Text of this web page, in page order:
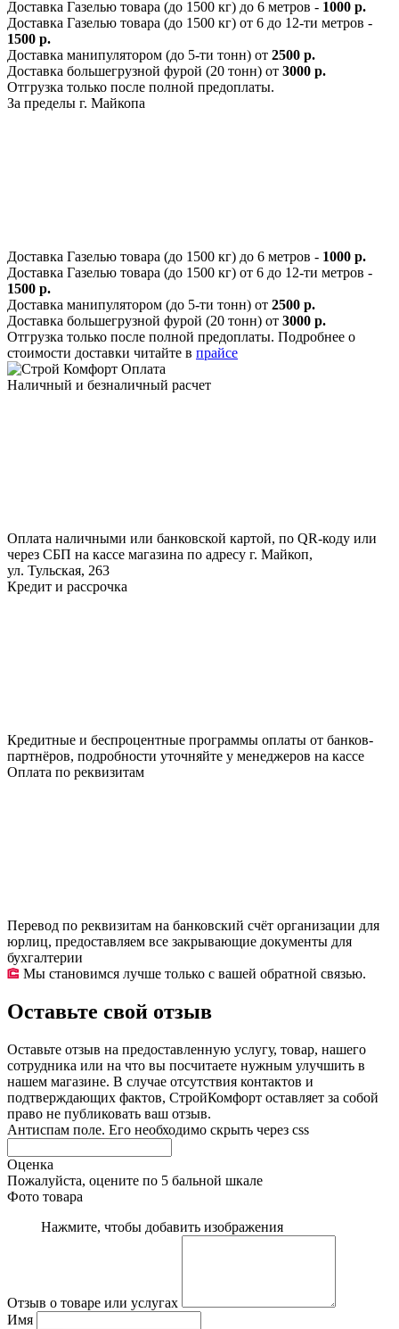
Доставка Газелью товара (до 1500 кг) до 6 метров - 1000 р.
Доставка Газелью товара (до 1500 кг) от 6 до 12-ти метров -
1500 р.
Доставка манипулятором (до 5-ти тонн) от 2500 р.
Доставка большегрузной фурой (20 тонн) от 3000 р.
Отгрузка только после полной предоплаты.
За пределы г. Майкопа
Доставка Газелью товара (до 1500 кг) до 6 метров - 1000 р.
Доставка Газелью товара (до 1500 кг) от 6 до 12-ти метров -
1500 р.
Доставка манипулятором (до 5-ти тонн) от 2500 р.
Доставка большегрузной фурой (20 тонн) от 3000 р.
Отгрузка только после полной предоплаты. Подробнее о
стоимости доставки читайте в прайсе
Оплата
Наличный и безналичный расчет
Оплата наличными или банковской картой, по QR-коду или
через СБП на кассе магазина по адресу г. Майкоп,
ул. Тульская, 263
Кредит и рассрочка
Кредитные и беспроцентные программы оплаты от банков-
партнёров, подробности уточняйте у менеджеров на кассе
Оплата по реквизитам
Перевод по реквизитам на банковский счёт организации для
юрлиц, предоставляем все закрывающие документы для
бухгалтерии
Мы становимся лучше только с вашей обратной связью.
Оставьте свой отзыв
Оставьте отзыв на предоставленную услугу, товар, нашего
сотрудника или на что вы посчитаете нужным улучшить в
нашем магазине. В случае отсутствия контактов и
подтверждающих фактов, СтройКомфорт оставляет за собой
право не публиковать ваш отзыв.
Антиспам поле. Его необходимо скрыть через css
Оценка
Пожалуйста, оцените по 5 бальной шкале
Фото товара
Нажмите, чтобы добавить изображения
Отзыв о товаре или услугах
Имя